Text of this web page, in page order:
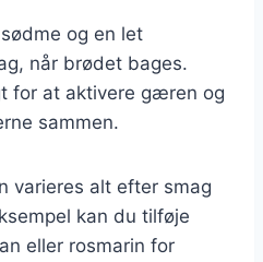
og en let
når brødet bages.
for at aktivere gæren og
sammen.
varieres alt efter smag
kan du tilføje
eller rosmarin for